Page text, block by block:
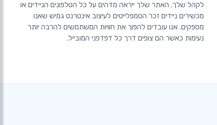
לקהל שלך. האתר שלך ייראה מדהים על כל הטלפונים הניידים או
מכשירים ניידים זכר הטמפלייטים לעיצוב אינטרנט גמיש שאנו
מספקים. אנו עובדים להפוך את חוויות המשתמשים להרבה יותר
נעימות כאשר הם צופים דרך כל דפדפני המובייל.